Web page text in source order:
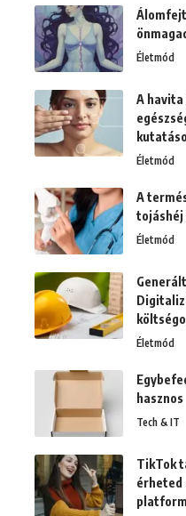
Életmód
A havita
Életmód
A
tojáshéj
Életmód
Életmód
hasznos
Tech & IT
TikTok
érheted